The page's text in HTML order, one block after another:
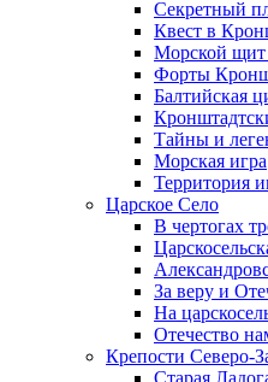
Секретный
Квест в
Морской щит
Форты
Балтийская
Тайны и
Морская игра
Территория
Царское Село
В чертогах
За веру и
На
Отечество
Крепости Северо-
Старая